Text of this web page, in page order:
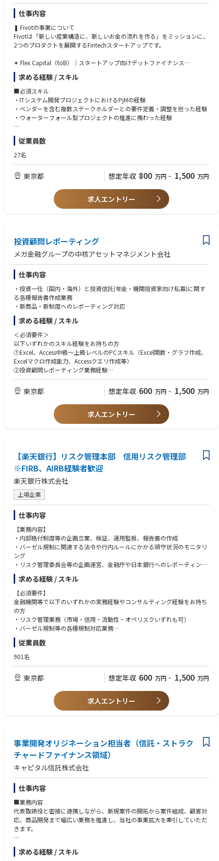
【平均残業時間／テレワーク】
・残業：25h
・テレワーク：週1~2回
・インドネシアのりそなプルダニア銀行（1958年開業/銀行）、りそな・
インドネシア・ファイナンス（1984年開業/リース会社）、シンガポール
のりそなマーチャントバンクアジア（2017年開業/マーチャントバン
ク）、などの現地法人を有しており、日系企業に加え、現地企業のサポー
トを行っています。
・日系企業の進出が多いアジアの4カ国・地域(上海、香港、バンコック、
ホーチミン)に駐在員事務所を設置し、お客さまの海外進出や現地における
を展開するSAC Capital Private Limitedと資本業務提携をしています。同
社の有する現地の豊富なネットワークを活用し、日系企業による東南アジ
アでのM＆A業務を支援、お客さまのASEANにおける更なる成長をサポート
・海外での金融機能を補完するために各国の有力銀行と業務提携し(14カ
国・地域、22銀行)、アジアではほぼ全域、北米ではアメリカにて地場銀
仕事内容
❚ Fivotの事業について
Fivotは「新しい産業構造に、新しいお金の流れを作る」をミッションに、
2つのプロダクトを展開するFintechスタートアップです。
✦ Flex Capital（toB）｜スタートアップ向けデットファイナンス
成長フェーズに合わせた柔軟な資金提供で、従来の金融では支援しきれな
かった挑戦を支えています。
✦ IDARE（toC）｜個人向けウォレットアプリ
日常の支払いの中で自然にお金が貯まる仕組みを提供しています。
❚ 具体的な業務内容
・社内開発チームおよび外部ベンダーとの仕様調整・連携
・データ基盤周りの設計議論への参画
・プロジェクトの課題特定・解決策の立案と実行
・本番導入・横展開に向けたプロセス整備
FlexCapital 事業部（事業責任者：1名）
├ PdM：1名
├ ビジネス：3名
├ 審査：1名
├ デザイナー：1名
└ アドミン：1名
金融機関とのPoCから本番導入まで、プロジェクトの技術推進を一貫して
リードする経験を積むことができます。
セキュリティ・ガバナンス・他ベンダーとの協働など、エンタープライズ
特有の複雑な環境の中で、再現性ある技術推進の型を身につけられる点
は、このポジションならではの魅力です。
また、アプリケーション開発にとどまらずデータ基盤の設計・議論にも携
わることで、技術全体を俯瞰できる視点が養われ、テクニカルPMとして
のキャリアを大きく広げることができます。
さらに、従来の金融では資金が届きにくかったスタートアップへの融資機
会を広げ、日本の与信インフラそのものを変えていく取り組みに、初期フ
ェーズから関わることができる環境です。
「金融×テクノロジー」の最前線で、これまでにない価値創出に挑戦した
❚ コミュニケーション環境
・コラボレーション：Slack
・オンラインミーティング：Google meet / Gather / Zoom
・業務基盤ツール：Google Workspace / Office365
・ナレッジ管理：Notion
・PC：Mac / Windows
❚ メディア掲載・受賞実績
・日本経済新聞（2022/09/20）｜三井住友銀行の出資先として紹介
・Forbes JAPAN（2023/12/01）｜2024年注目の日本発スタートアップ10
0選
・Forbes ASIA（2025/08/25）｜Asia 100 To Watch 2025 選出
・日経ビジネス（2025/03/05）｜AI与信・RBFによる新金融モデルを特集
・PR TIMES（2026/04/09）｜Flex Capital 累計融資150億円突破
求める経験 / スキル
■必須スキル
・ITシステム開発プロジェクトにおけるPjMの経験
・ベンダーを含む複数ステークホルダーとの要件定義・調整を担った経験
・ウォーターフォール型プロジェクトの推進に携わった経験
■歓迎スキル
・金融機関・銀行向けプロジェクトに携わった経験
・データ基盤の設計・構築に関わった経験
・複数ベンダーが関与する大規模プロジェクトのPjM経験
・アプリケーションレイヤーとデータレイヤーをまたいだ技術調整の経験
・スタートアップ、成長企業での業務経験
・新規事業、PoC推進に携わった経験
・金融システム（審査・モニタリング・与信管理等）に関する基本的な知
・Fivotのビジョン・行動指針に共感し、事業やプロダクトを通じて価値提
供したい方
・ユーザーや顧客の視点に立ち、本質的な課題を捉えて解決に向き合える
方
・既に整理された課題だけでなく、曖昧な状況から論点を整理し、仮説を
導ける方
・スピード感のある環境で、自ら考え行動し、仮説検証を回し切れる方
・職種や立場を越え、他者とのコミュニケーションや協働を楽しめる方
・自身の専門性を磨きながら、役割の枠を越えて事業全体に向き合いたい
方
従業員数
27名
東京都 想定年収 800 万円 ~ 1,500 万円
求人エントリー
投資顧問レポーティング
メガ金融グループの中核アセットマネジメント会社
仕事内容
・投資一任（国内・海外）と投資信託(年金・機関投資家向け私募)に関す
る各種報告書作成業務
・新商品・新制度へのレポーティング対応
求める経験 / スキル
＜必須要件＞
以下いずれかのスキル経験をお持ちの方
①Excel、Access中級～上級レベルのPCスキル（Excel関数・グラフ作成、
Excelマクロ作成能力、Accessクエリ作成等）
②投資顧問レポーティング業務経験
＜望ましい要件＞
・XNETの利用経験
・下位職の指導や管理者の補佐としての経験があること
＜求める人物像＞
・基本的な投資一任または投資信託知識のある方（尚可）
・銀行や証券などでの営業経験がある方でバックオフィス業務へのキャリ
アチェンジを希望される方で、意欲のある方
東京都 想定年収 600 万円 ~ 1,500 万円
求人エントリー
【楽天銀行】リスク管理本部 信用リスク管理部
※FIRB、AIRB経験者歓迎
楽天銀行株式会社
上場企業
仕事内容
【業務内容】
・内部格付制度等の企画立案、検証、運用監視、報告書の作成
・バーゼル規制に関連する法令や行内ルールにかかる順守状況のモニタリ
ング
・リスク管理委員会等の企画運営、金融庁や日本銀行へのレポーティング
【リスク管理本部について】
リスク管理本部は、銀行が直面する全てのリスクを全社横断的に管理する
統括的な組織で、信用リスク管理部、統合リスク管理部、事務管理部から
構成されています。リスク評価の観点から経営層を支援するのが主な役割
です。
信用リスク管理部は、銀行の中核業務である投融資に関する信用リスクを
管理し、経営戦略と密接に連携する専門部署です。貸出金などに代表され
る信用リスクを計量化し測定することで管理するとともに、信用リスクに
かかる戦略や方針の策定、運用案件の管理・モニタリングや運用商品の分
析、与信企画・審査基準の策定等が中核業務です。
・リスク管理の運営方針・規程の策定、信用リスクの計測、与信ポートフ
・内部格付制度等の企画立案・検証・運用監視・報告書の作成や統括
【働く環境】
新卒入社に加え国内外の金融機関出身など多様なバックグラウンドを持っ
た人材が各々の強みを発揮して活躍しています。
求める経験 / スキル
【必須要件】
金融機関等で以下のいずれかの実務経験やコンサルティング経験をお持ち
の方
・リスク管理業務（市場・信用・流動性・オペリスクいずれも可）
・バーゼル規制等の各種規制対応業務
・与信企画業務や有価証券投資業務
・個人法人ファンド等を対象とした与信業務や審査業務
・財務経理業務や自己資本比率算定
【歓迎要件】
・内部格付制度等の構築や運用に関する実務経験
・データ分析と報告書作成の経験
・論理的思考力とコミュニケーション能力
・数理統計スキル
従業員数
901名
東京都 想定年収 600 万円 ~ 1,500 万円
求人エントリー
事業開発オリジネーション担当者（信託・ストラク
チャードファイナンス領域）
キャピタル信託株式会社
仕事内容
■業務内容
代表取締役と密接に連携しながら、新規案件の開拓から案件組成、顧客対
応、商品開発まで幅広い業務を推進し、当社の事業拡大を牽引していただ
きます。
1. 案件ソーシング・営業推進
・金融機関、アレンジャー、スポンサー、アセットマネージャーその他マ
求める経験 / スキル